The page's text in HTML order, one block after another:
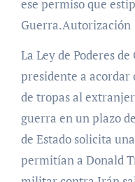
ese permiso que
Guerra.Autorización
La Ley de Poderes
presidente a acordar
de tropas al
guerra en un plazo
de Estado solicita
permitían a Donald